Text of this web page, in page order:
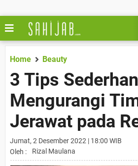
Home Beauty
3 Tips
Mengurangi
Jerawat pada
Jumat, 2 Desember 2022 | 18:00 WIB
Oleh :
Rizal Maulana